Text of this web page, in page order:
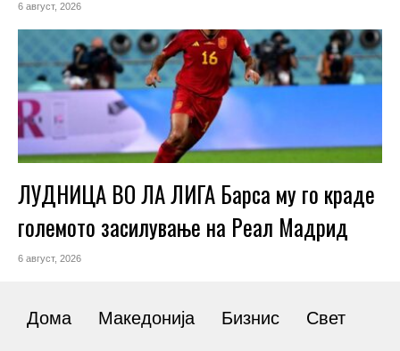
6 август, 2026
ЛУДНИЦА ВО ЛА ЛИГА Барса му го краде
големото засилување на Реал Мадрид
6 август, 2026
Дома Македонија Бизнис Свет